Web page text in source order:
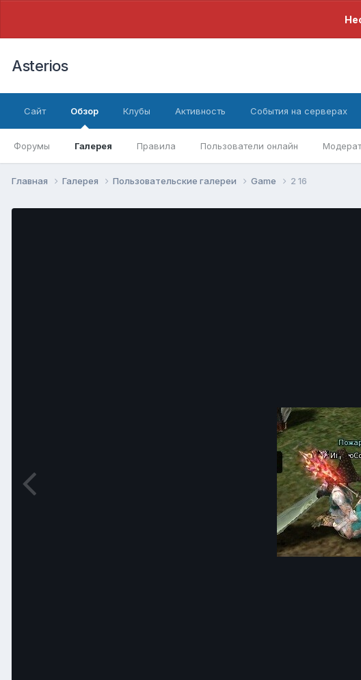
Asterios
Сайт Обзор
Форумы Галерея Правила Пользователи онлайн
Клубы Активность События на серверах
Главная Галерея Пользовательские галереи Game 2 16